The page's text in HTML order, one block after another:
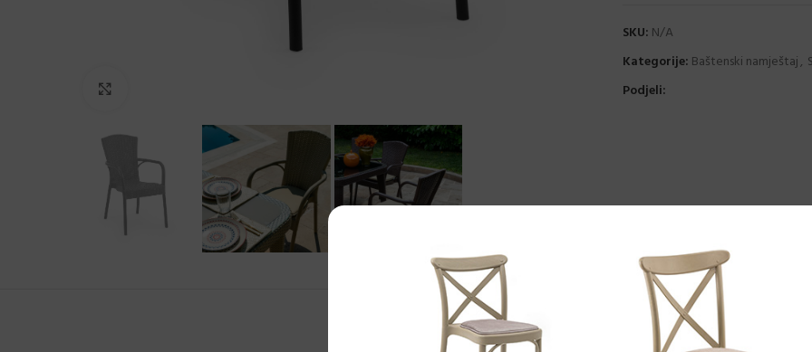
SKU: N/A
Kategorije: Baštenski namještaj,
Podjeli:
DOSTAVA